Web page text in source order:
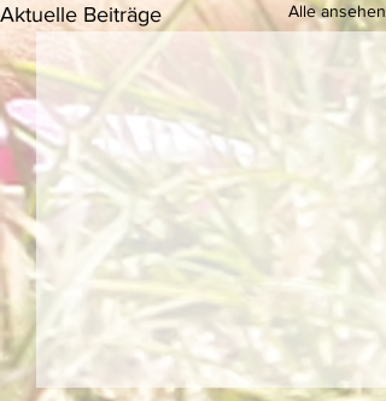
Aktuelle Beiträge Alle ansehen